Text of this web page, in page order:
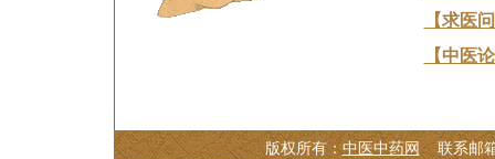
【求医
【中医
版权所有：中医中药网 联系邮